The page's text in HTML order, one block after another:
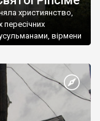
християнство,
пересічних
вірмени